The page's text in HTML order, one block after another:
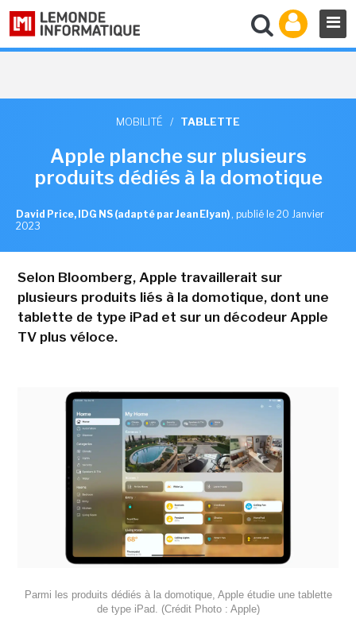
MOBILITÉ / TABLETTE
Apple planche sur plusieurs
produits dédiés à la domotique
David Price, IDG NS (adapté par Jean Elyan) , publié le 20 Janvier
2023
Selon Bloomberg, Apple travaillerait sur
plusieurs produits liés à la domotique, dont une
tablette de type iPad et sur un décodeur Apple
TV plus véloce.
Parmi les produits dédiés à la domotique, Apple étudie une tablette
de type iPad. (Crédit Photo : Apple)